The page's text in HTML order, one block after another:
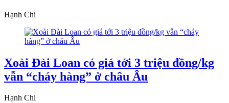
Hạnh Chi
Xoài Đài Loan có giá tới 3 triệu đồng/kg
vẫn “cháy hàng” ở châu Âu
Hạnh Chi